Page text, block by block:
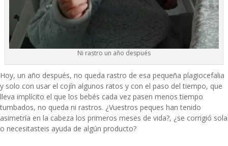
Ni rastro un año después
Hoy, un año después, no queda rastro de esa pequeña plagiocefalia
y solo con usar el cojín algunos ratos y con el paso del tiempo, que
lleva implícito el que los bebés cada vez pasen menos tiempo
tumbados, no queda ni rastros. ¿Vuestros peques han tenido
asimetría en la cabeza los primeros meses de vida?, ¿se corrigió sola
o necesitasteis ayuda de algún producto?